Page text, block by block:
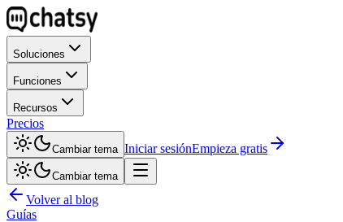
Soluciones
Funciones
Recursos
Precios
Cambiar tema Iniciar sesiónEmpieza gratis
Cambiar tema
Volver al blog
Guías